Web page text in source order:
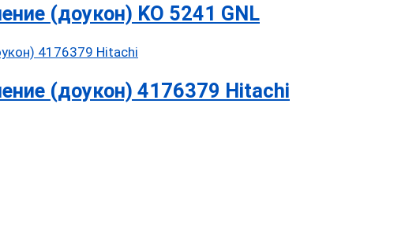
(доукон) KO 5241 GNL
(доукон) 4176379 Hitachi